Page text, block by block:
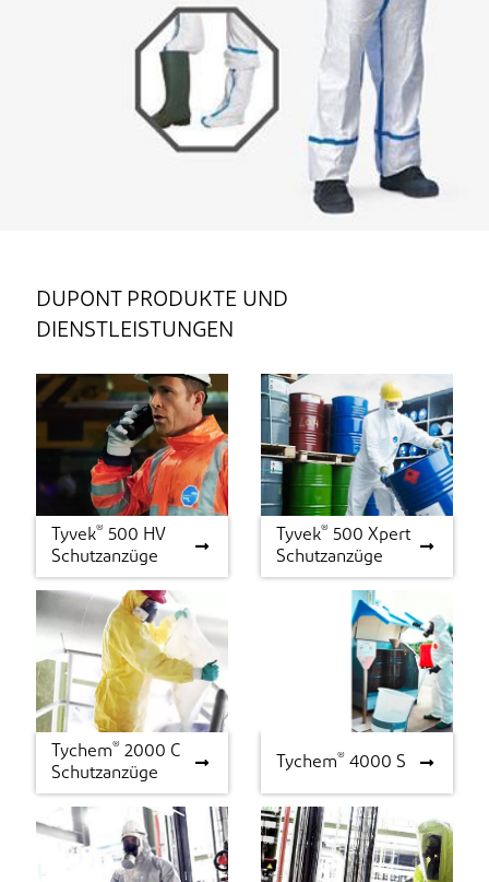
DUPONT PRODUKTE UND
DIENSTLEISTUNGEN
Tyvek
500 HV
Schutzanzüge
Tyvek® 500 HV
Schutzanzüge
Tyvek
500 Xpert
Schutzanzüge
Tyvek® 500 Xpert
Schutzanzüge
Tychem
2000 C
Schutzanzüge
Tychem® 2000 C
Schutzanzüge
Tychem® 4000 S
Tychem® 4000 S